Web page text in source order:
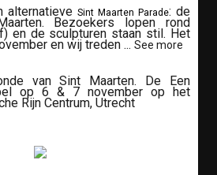
alternatieve Sint Maarten Parade: de
Bezoekers lopen rond
en de sculpturen staan stil. Het
en wij treden ... See more
van Sint Maarten. De Een
op 6 & 7 november op het
Rijn Centrum, Utrecht